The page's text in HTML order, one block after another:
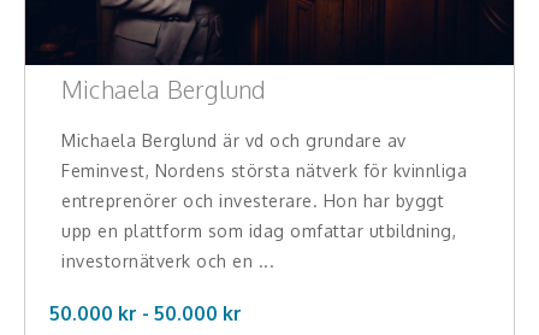
Michaela Berglund
Michaela Berglund är vd och grundare av
Feminvest, Nordens största nätverk för kvinnliga
entreprenörer och investerare. Hon har byggt
upp en plattform som idag omfattar utbildning,
investornätverk och en ...
50.000 kr - 50.000 kr